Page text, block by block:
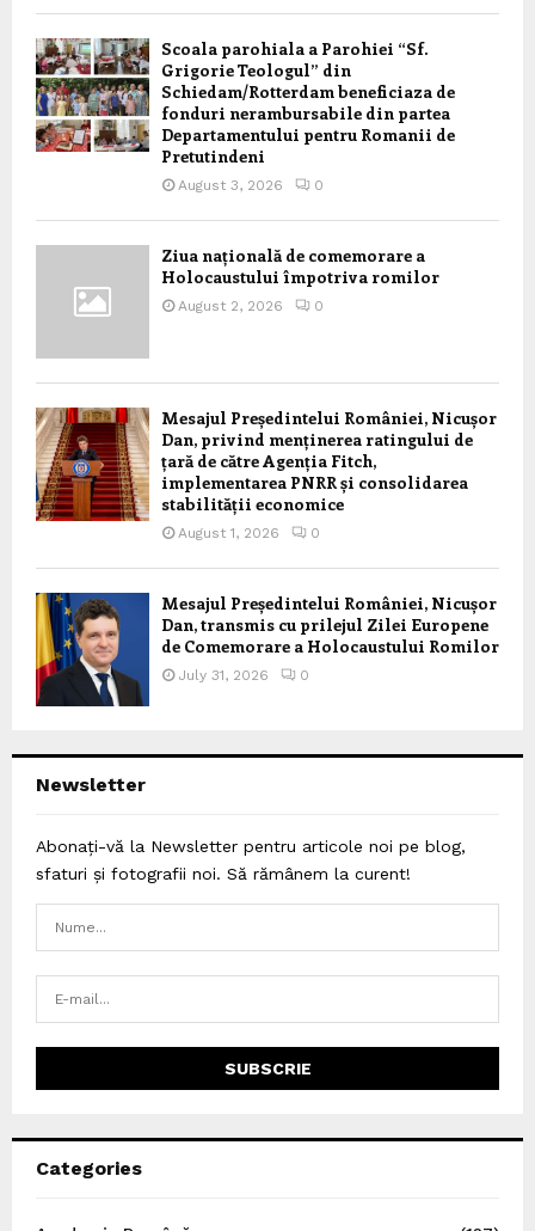
Scoala parohiala a Parohiei “Sf.
Grigorie Teologul” din
Schiedam/Rotterdam beneficiaza de
fonduri nerambursabile din partea
Departamentului pentru Romanii de
Pretutindeni
August 3, 2026 0
Ziua națională de comemorare a
Holocaustului împotriva romilor
August 2, 2026 0
Mesajul Președintelui României, Nicușor
Dan, privind menținerea ratingului de
țară de către Agenția Fitch,
implementarea PNRR și consolidarea
stabilității economice
August 1, 2026 0
Mesajul Președintelui României, Nicușor
Dan, transmis cu prilejul Zilei Europene
de Comemorare a Holocaustului Romilor
July 31, 2026 0
Newsletter
Abonați-vă la Newsletter pentru articole noi pe blog,
sfaturi și fotografii noi. Să rămânem la curent!
Categories